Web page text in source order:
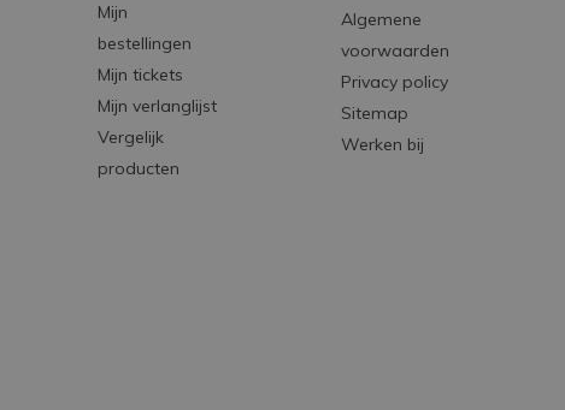
Mijn
bestellingen
Mijn tickets
Mijn verlanglijst
Vergelijk
producten
Algemene
voorwaarden
Privacy policy
Sitemap
Werken bij